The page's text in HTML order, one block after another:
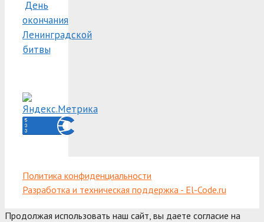
День
окончания
Ленинградской
битвы
Политика конфиденциальности
Разработка и техническая поддержка - El-Code.ru
Продолжая использовать наш сайт, вы даете согласие на